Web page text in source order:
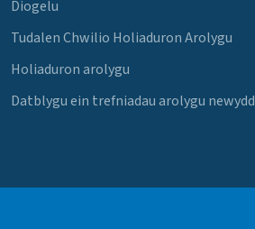
Diogelu
Tudalen Chwilio Holiaduron Arolygu
Holiaduron arolygu
Datblygu ein trefniadau arolygu newydd